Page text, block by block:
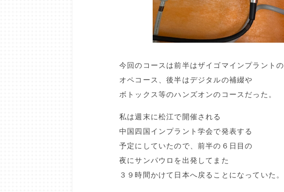
今回のコースは前半はザイゴマインプラントの
オペコース、後半はデジタルの補綴や
ボトックス等のハンズオンのコースだった。
私は週末に松江で開催される
中国四国インプラント学会で発表する
予定にしていたので、前半の６日目の
夜にサンパウロを出発してまた
３９時間かけて日本へ戻ることになっていた。